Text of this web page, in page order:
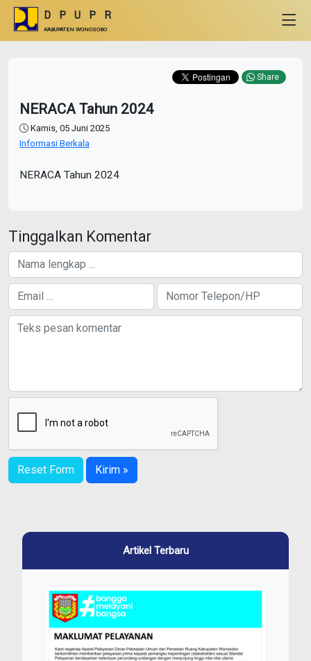
DPUPR
KABUPATEN WONOSOBO
Share
NERACA Tahun 2024
Kamis, 05 Juni 2025
Informasi Berkala
NERACA Tahun 2024
Tinggalkan Komentar
Reset Form Kirim »
Artikel Terbaru